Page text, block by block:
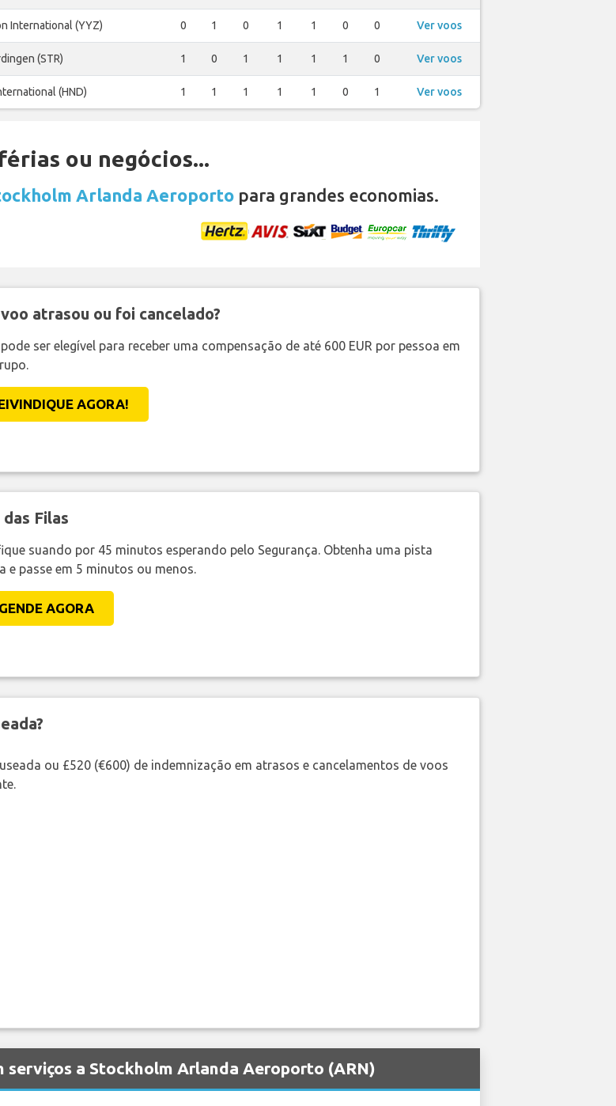
International (YYZ) 0 1 0 1 1 0 0 Ver voos
(STR) 1 0 1 1 1 1 0 Ver voos
(HND) 1 1 1 1 1 0 1 Ver voos
ou negócios...
Arlanda Aeroporto para grandes economias.
atrasou ou foi cancelado?
ser elegível para receber uma compensação de até 600 EUR por pessoa em
AGORA!
das Filas
suando por 45 minutos esperando pelo Segurança. Obtenha uma pista
e passe em 5 minutos ou menos.
AGORA
ou £520 (€600) de indemnização em atrasos e cancelamentos de voos
serviços a Stockholm Arlanda Aeroporto (ARN)